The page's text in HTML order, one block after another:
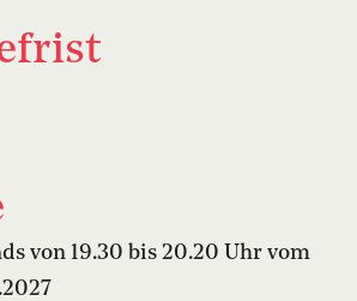
von 19.30 bis 20.20 Uhr vom